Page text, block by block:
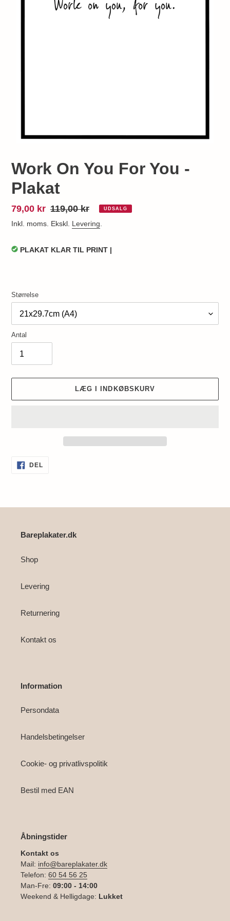
Work On You For You -
Plakat
Udsalgspris
79,00 kr Normalpris
119,00 kr UDSALG
Inkl. moms. Ekskl. Levering.
PLAKAT KLAR TIL PRINT |
Størrelse
Antal
LÆG I INDKØBSKURV
Lægger
produkt
DEL
Bareplakater.dk
Shop
Levering
Returnering
Kontakt os
Information
Persondata
Handelsbetingelser
Cookie- og privatlivspolitik
Bestil med EAN
Åbningstider
Kontakt os
Mail: info@bareplakater.dk
Telefon: 60 54 56 25
Man-Fre: 09:00 - 14:00
Weekend & Helligdage: Lukket